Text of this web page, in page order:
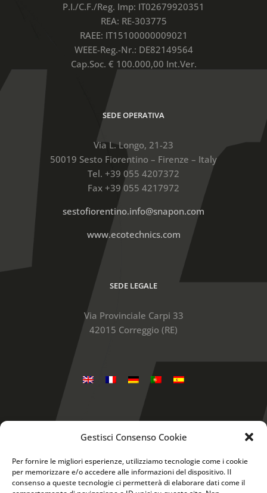
Gestisci Consenso Cookie
Per fornire le migliori esperienze, utilizziamo tecnologie come i cookie
per memorizzare e/o accedere alle informazioni del dispositivo. Il
consenso a queste tecnologie ci permetterà di elaborare dati come il
P.I./C.F./Reg. Imp: IT02679920351
REA: RE-303775
RAEE: IT15100000009021
WEEE-Reg.-Nr.: DE82149564
Cap.Soc. € 100.000,00 Int.Ver.
SEDE OPERATIVA
Via L. Longo, 21-23
50019 Sesto Fiorentino – Firenze – Italy
Tel. +39 055 4207372
Fax +39 055 4217972
sestofiorentino.info@snapon.com
www.ecotechnics.com
SEDE LEGALE
Via Provinciale Carpi 33
42015 Correggio (RE)
Snap-on is a trademark, registered in the United
Other marks are marks of their respective holders. ©
2017 Snap-on Incorporated
Questo sito utilizza cookie tecnici e, previo tuo